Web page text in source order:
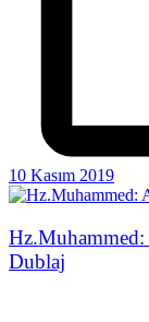
10 Kasım 2019
Dublaj